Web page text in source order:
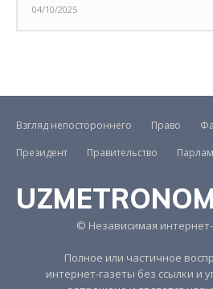
04/10/2025
Взгляд непостороннего Право
Президент
Правительство
UZMETRONOM
© Независимая интернет-
Полное или частичное
интернет-газеты без ссылки и